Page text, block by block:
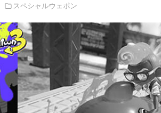
スペシャルウェポン